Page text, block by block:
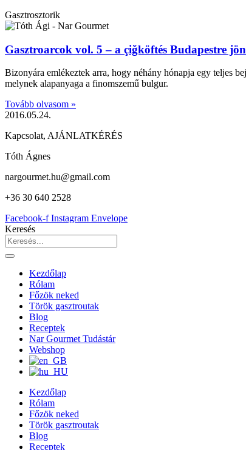
Gasztrosztorik
Gasztroarcok vol. 5 – a çiğköftés Budapestre jön
Bizonyára emlékeztek arra, hogy néhány hónapja egy teljes
melynek alapanyaga a finomszemű bulgur.
Tovább olvasom »
2016.05.24.
Kapcsolat, AJÁNLATKÉRÉS
Tóth Ágnes
nargourmet.hu@gmail.com
+36 30 640 2528
Facebook-f Instagram Envelope
Keresés
Kezdőlap
Rólam
Főzök neked
Török gasztroutak
Blog
Receptek
Nar Gourmet Tudástár
Webshop
Kezdőlap
Rólam
Főzök neked
Török gasztroutak
Blog
Receptek